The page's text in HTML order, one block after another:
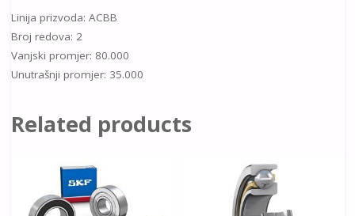
Linija prizvoda: ACBB
Broj redova: 2
Vanjski promjer: 80.000
Unutrašnji promjer: 35.000
Related products